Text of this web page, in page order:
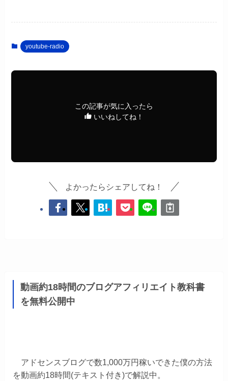
youtube-radio
この記事が気に入ったら
いいねしてね！
よかったらシェアしてね！
動画約18時間のブログアフィリエイト教科書
を無料公開中
アドセンスブログで数1,000万円稼いできた僕の方法
を動画約18時間(テキスト付き)で解説中。